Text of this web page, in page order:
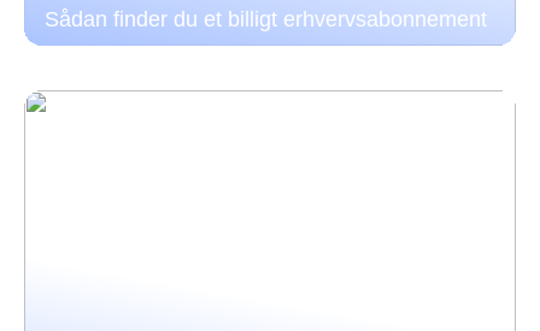
Sådan finder du et billigt erhvervsabonnement